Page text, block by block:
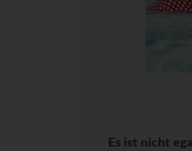
Es ist nicht